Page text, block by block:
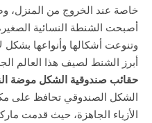
أصبحت الشنطة النسائية
وتنوعت أشكالها وأنواعها
أبرز الشنط لصيف هذا العالم
حقائب صندوقية الشكل موضة النساء
الشكل الصندوقي تحافظ على
الأزياء الجاهزة، حيث قدمت